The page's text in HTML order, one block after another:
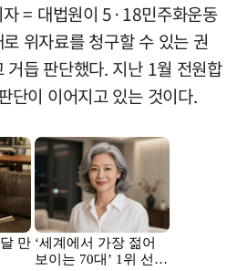
= 대법원이 5·18민주화운동
위자료를 청구할 수 있는 권
거듭 판단했다. 지난 1월 전원합
단이 이어지고 있는 것이다.